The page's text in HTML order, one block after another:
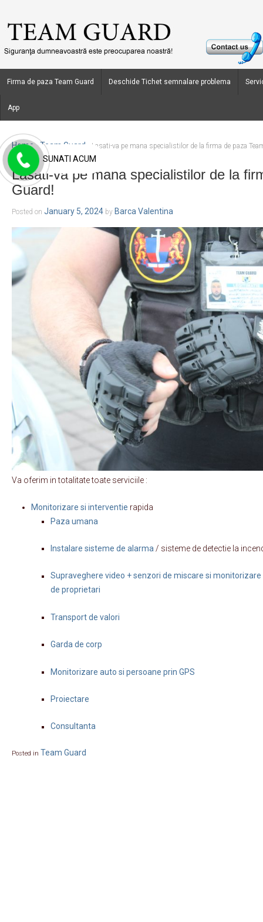
Firma de paza Team Guard Deschide Tichet semnalare problema
App
Home › Team Guard Lasati-va pe mana specialistilor de la firma de paza
Lasati-va pe mana specialistilor de la
Guard!
Posted on January 5, 2024 by Barca Valentina
Va oferim in totalitate toate serviciile :
Monitorizare si interventie rapida
Paza umana
Instalare sisteme de alarma/ sisteme de detectie la
Supraveghere video + senzori de miscare si
de proprietari
Transport de valori
Garda de corp
Monitorizare auto si persoane prin GPS
Proiectare
Consultanta
Posted in Team Guard
SUNATI ACUM